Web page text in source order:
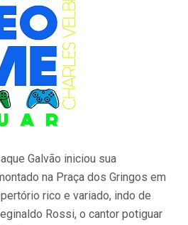
Galvão iniciou sua
na Praça dos Gringos em
rico e variado, indo de
Rossi, o cantor potiguar